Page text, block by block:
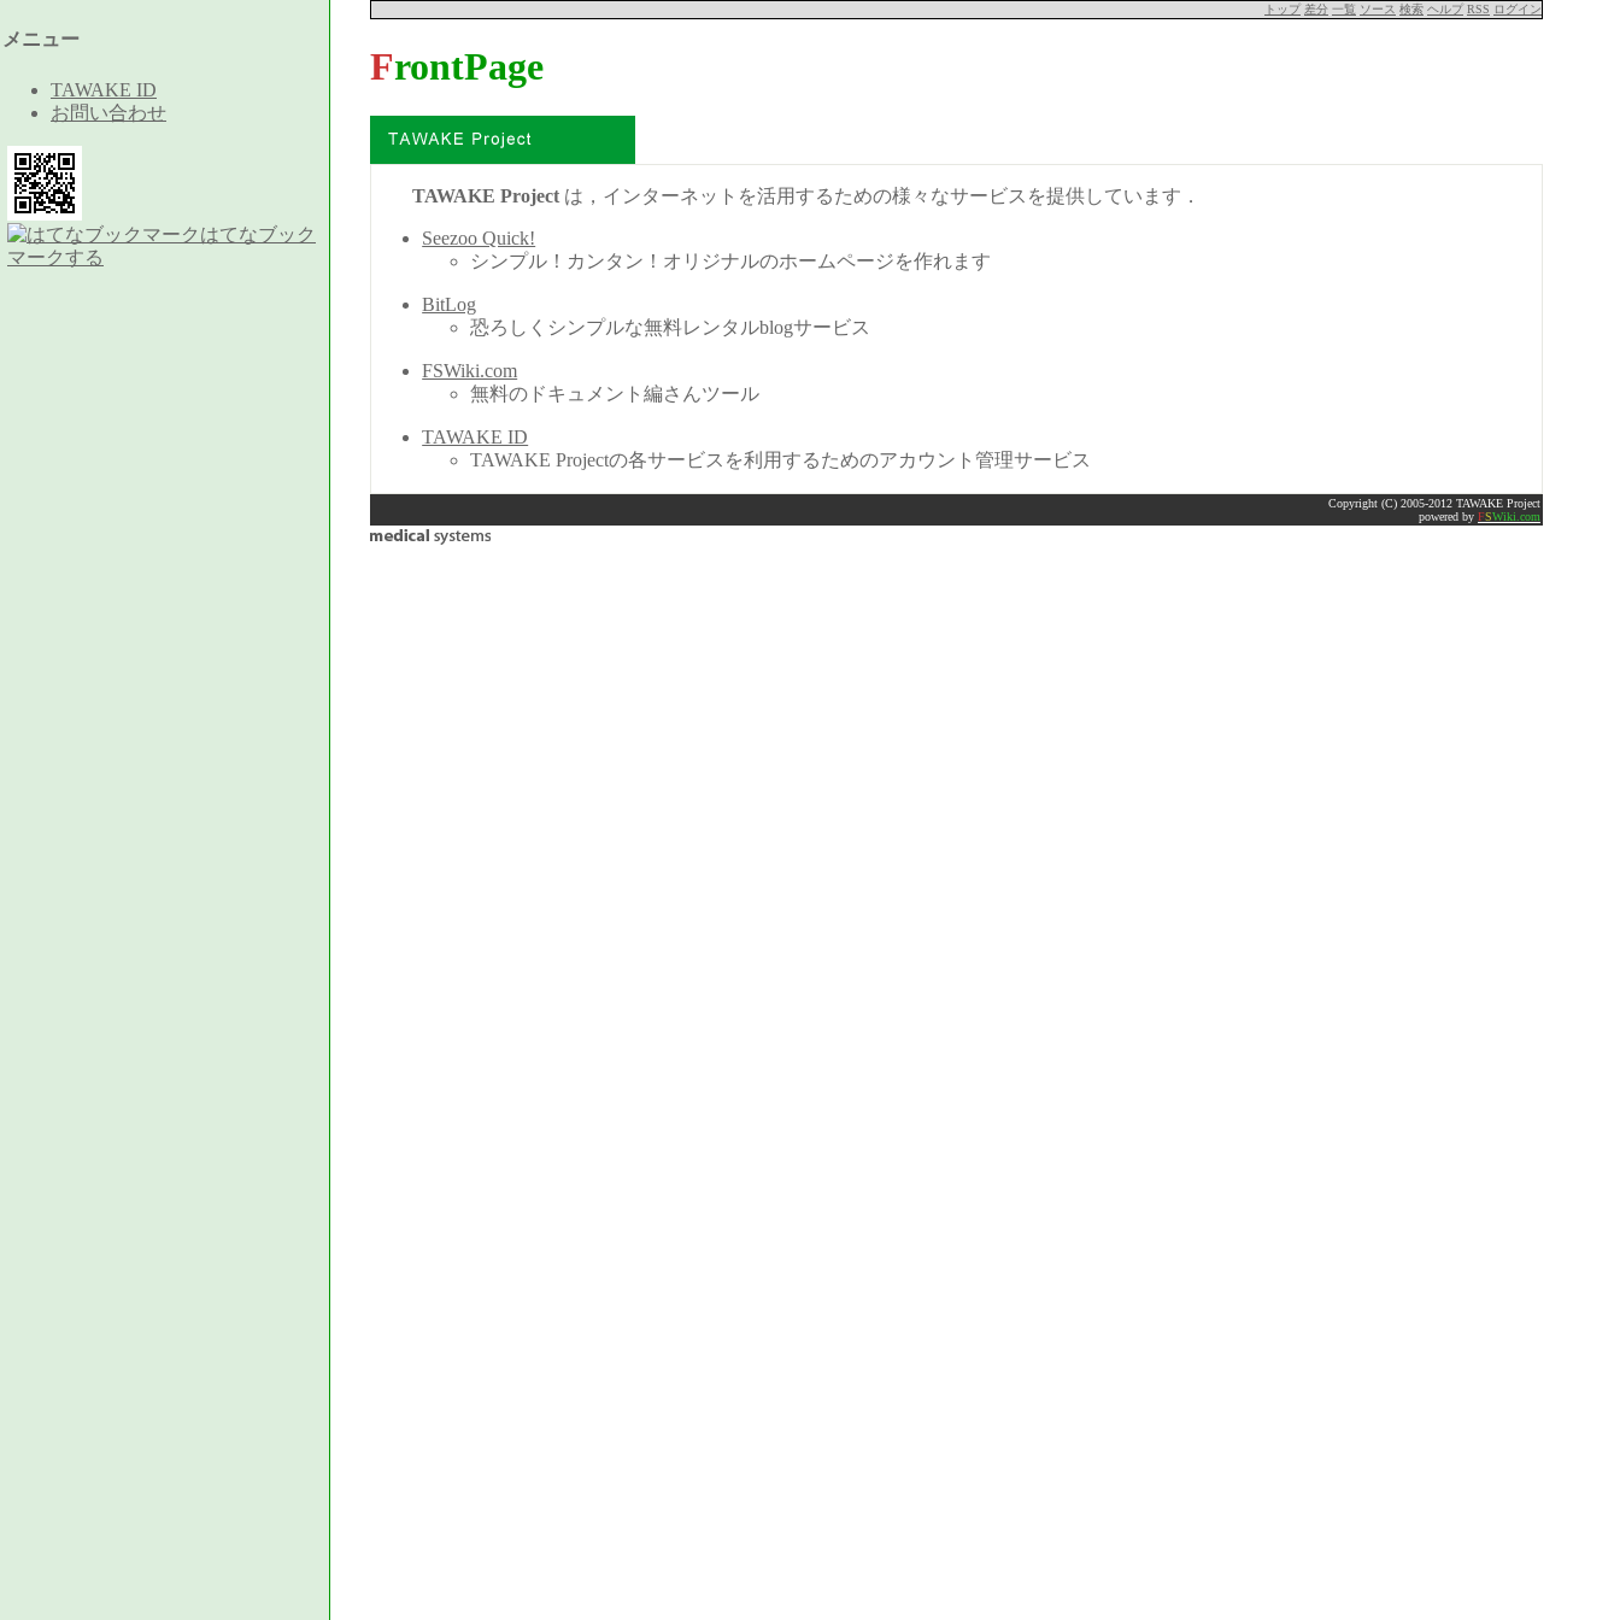
トップ 差分 一覧 ソース 検索 ヘルプ RSS ログイン
FrontPage
TAWAKE Project は，インターネットを活用するための様々なサービスを提供しています．
Seezoo Quick!
シンプル！カンタン！オリジナルのホームページを作れます
BitLog
恐ろしくシンプルな無料レンタルblogサービス
FSWiki.com
無料のドキュメント編さんツール
TAWAKE ID
TAWAKE Projectの各サービスを利用するためのアカウント管理サービス
Copyright (C) 2005-2012 TAWAKE Project
powered by FSWiki.com
メニュー
TAWAKE ID
お問い合わせ
はてなブック
マークする